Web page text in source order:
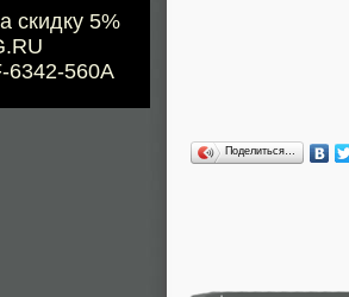
скидку 5%
6342-560A
Поделиться…